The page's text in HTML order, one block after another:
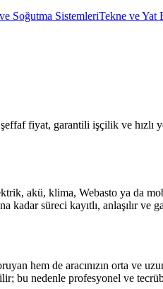
Soğutma SistemleriTekne ve Yat
fiyat, garantili işçilik ve hızlı
akü, klima, Webasto ya da
kadar süreci kayıtlı, anlaşılır ve
hem de aracınızın orta ve
bu nedenle profesyonel ve